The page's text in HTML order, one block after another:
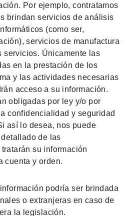
Por ejemplo, contratamos
brindan servicios de análisis
(como ser,
servicios de manufactura
servicios. Únicamente las
en la prestación de los
y las actividades necesarias
acceso a su información.
obligadas por ley y/o por
confidencialidad y seguridad
así lo desea, nos puede
de las
su información
cuenta y orden.
podría ser brindada
o extranjeras en caso de
la legislación.